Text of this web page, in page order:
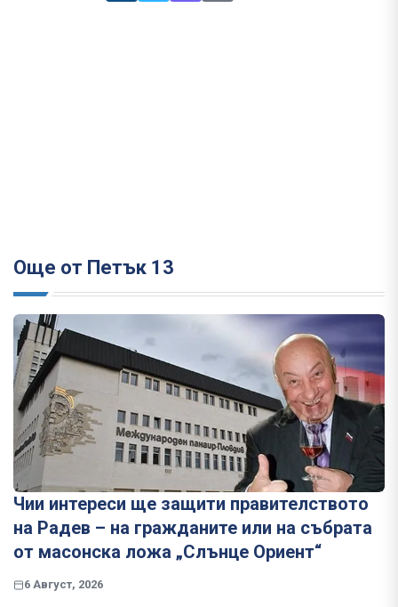
Още от Петък 13
Чии интереси ще защити правителството
на Радев – на гражданите или на събрата
от масонска ложа „Слънце Ориент“
6 Август, 2026